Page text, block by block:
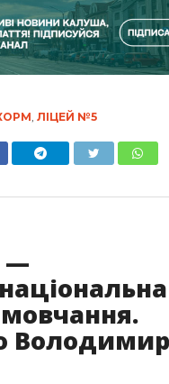
ЛІЦЕЙ №5
—